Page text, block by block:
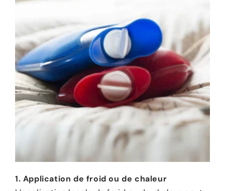
1. Application de froid ou de chaleur